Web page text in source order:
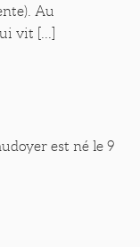
Au
vit [...]
est né le 9